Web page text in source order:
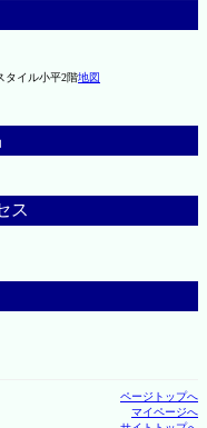
タイル小平2階地図
ス
ページトップへ
マイページへ